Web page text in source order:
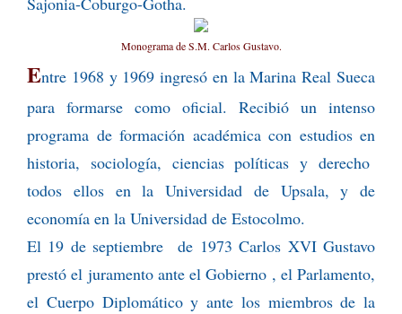
Monograma de S.M. Carlos Gustavo.
Entre 1968 y 1969 ingresó en la Marina Real Sueca
para formarse como oficial. Recibió un intenso
programa de formación académica con estudios en
historia, sociología, ciencias políticas y derecho
todos ellos en la Universidad de Upsala, y de
economía en la Universidad de Estocolmo.
El 19 de septiembre de 1973 Carlos XVI Gustavo
prestó el juramento ante el Gobierno , el Parlamento,
el Cuerpo Diplomático y ante los miembros de la